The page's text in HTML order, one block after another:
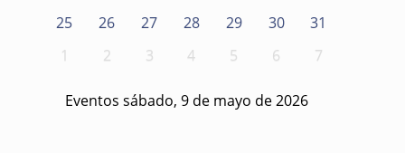
25
26 27 28 29 30
31
1
2 3 4 5 6 7
Eventos sábado, 9 de mayo de 2026